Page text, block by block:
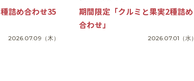
詰め合わせ35
2026.07.09 （木）
期間限定「クルミと果実2種詰め
合わせ」
2026.07.01 （水）